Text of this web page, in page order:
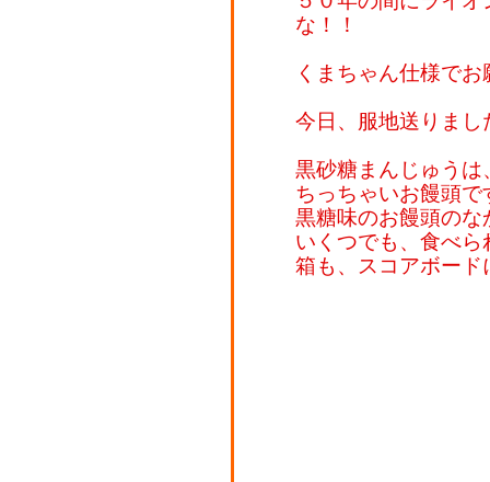
な！！
くまちゃん仕様で
今日、服地送りま
黒砂糖まんじゅう
ちっちゃいお饅頭で
黒糖味のお饅頭の
いくつでも、食べら
箱も、スコアボー